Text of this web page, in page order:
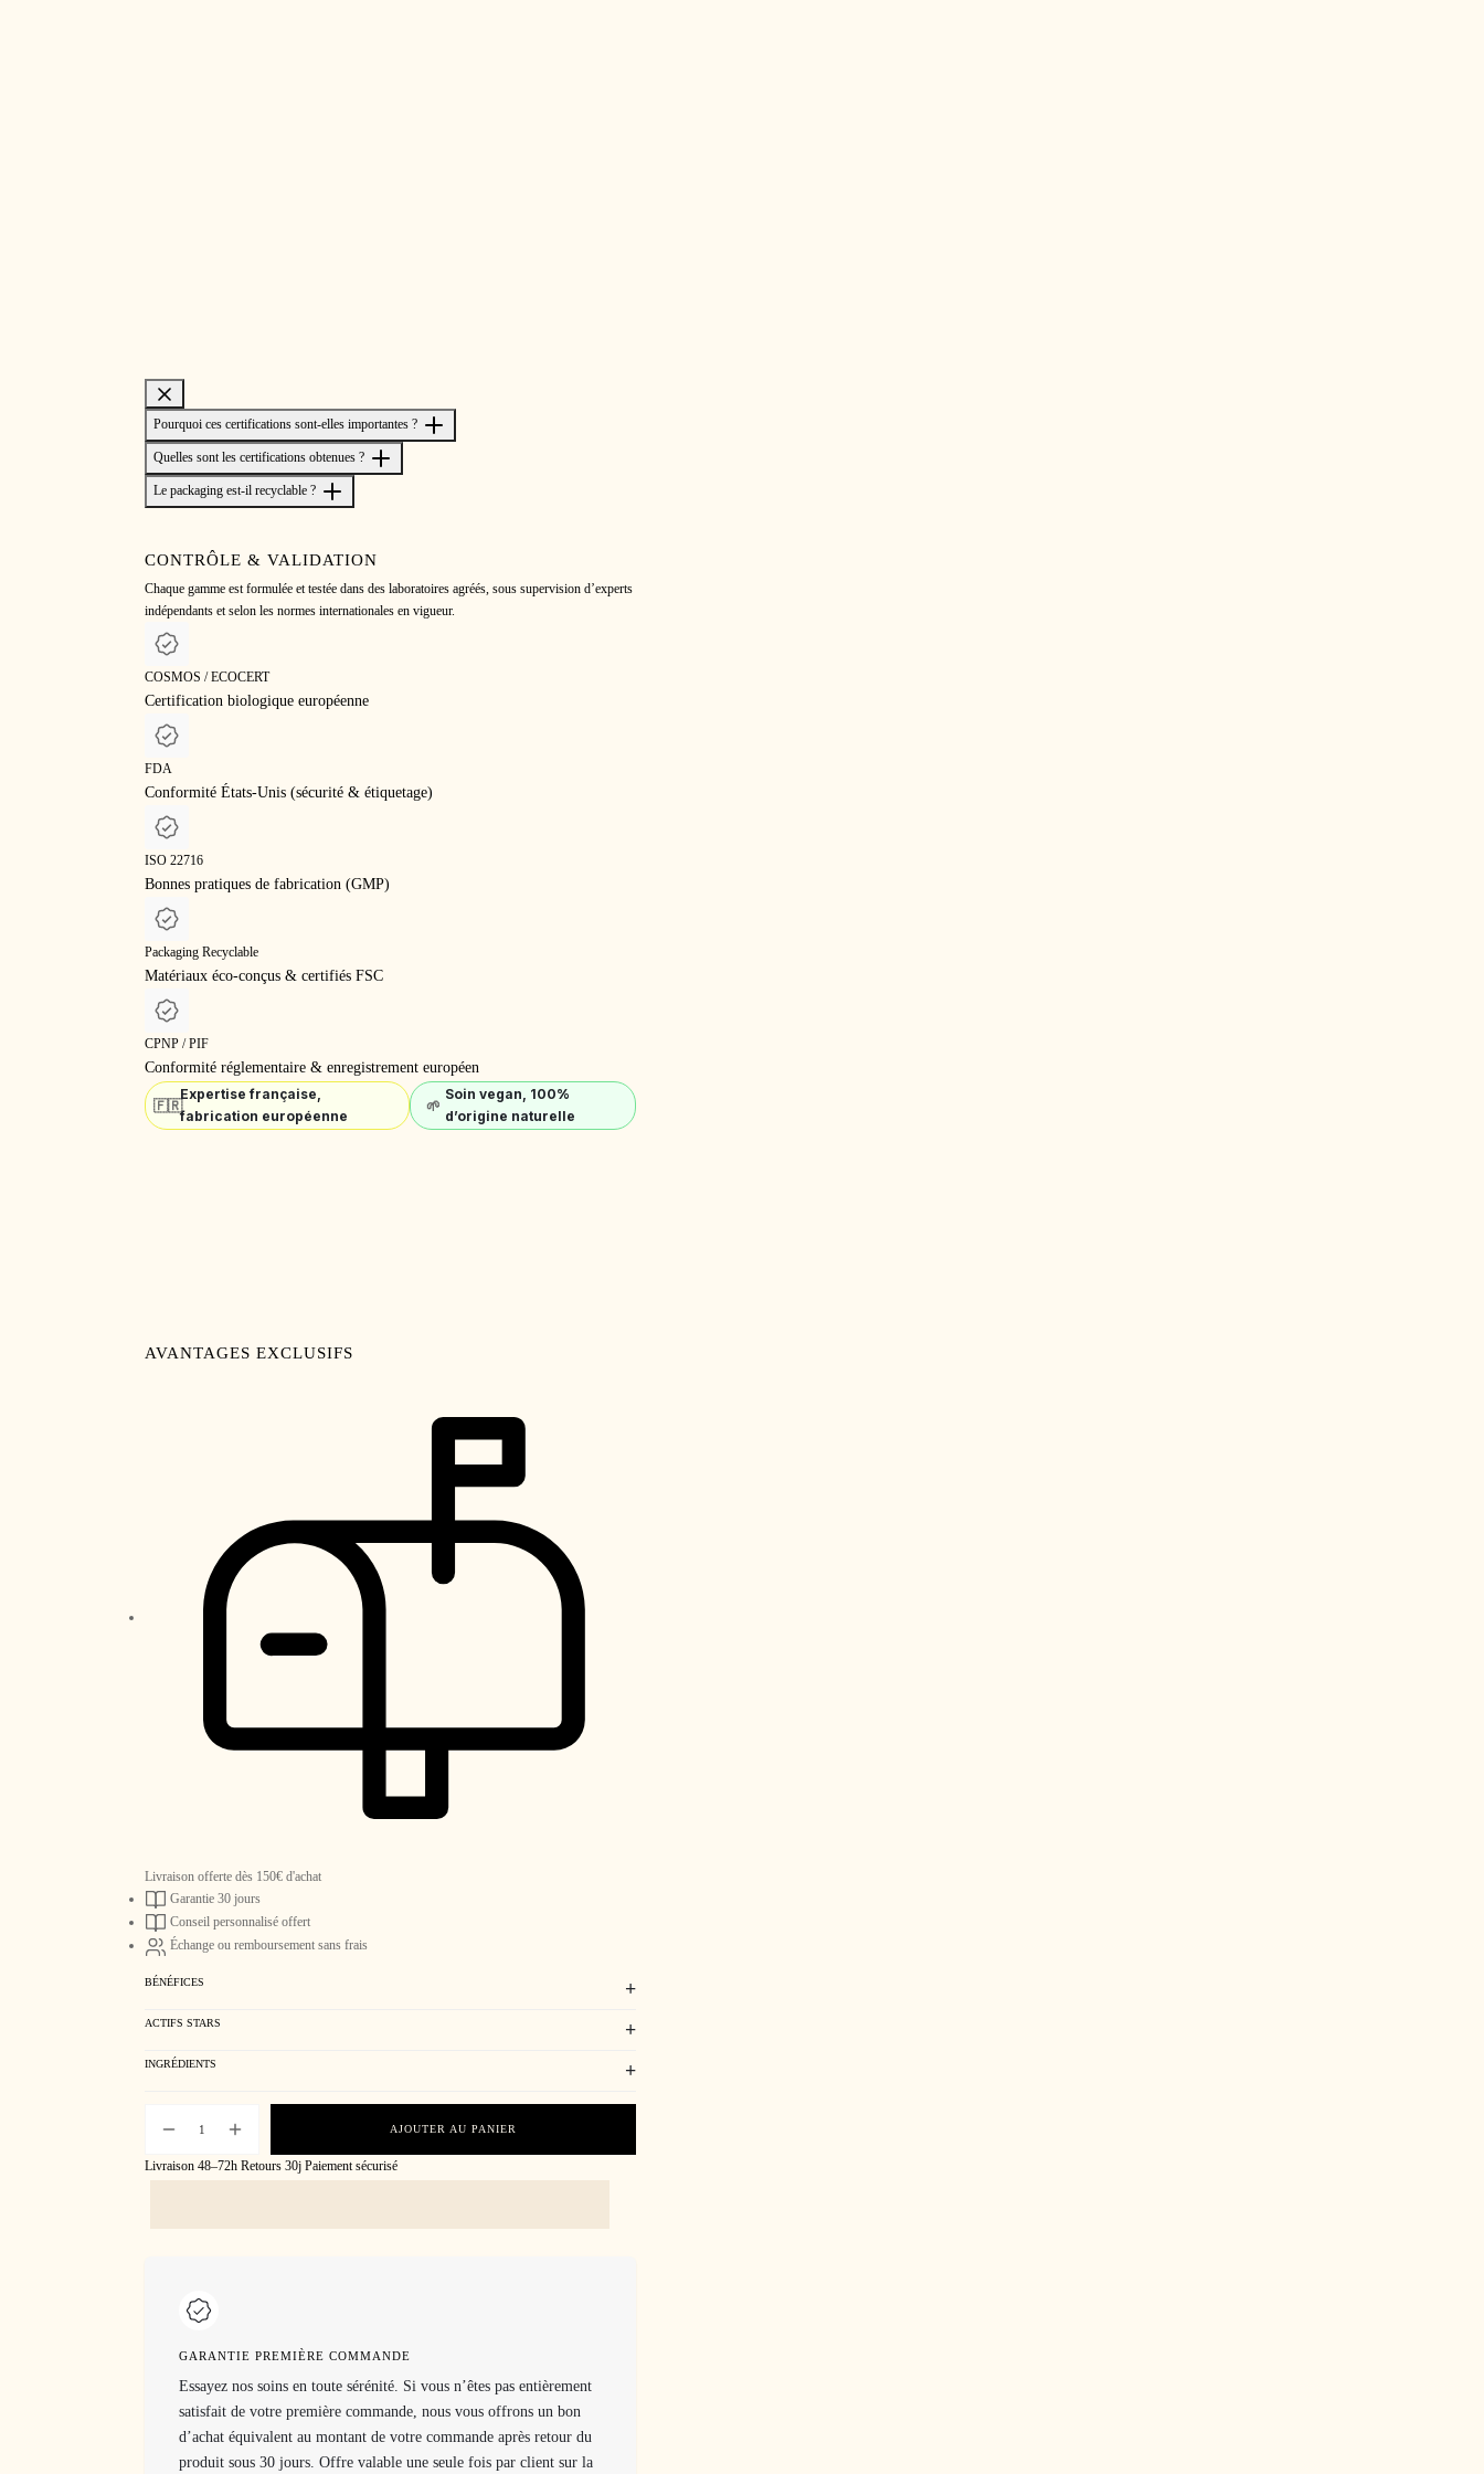
Pourquoi ces certifications sont-elles importantes ?
Quelles sont les certifications obtenues ?
Le packaging est-il recyclable ?
CONTRÔLE & VALIDATION
Chaque gamme est formulée et testée dans des laboratoires agréés, sous supervision d’experts
indépendants et selon les normes internationales en vigueur.
COSMOS / ECOCERT
Certification biologique européenne
FDA
Conformité États-Unis (sécurité & étiquetage)
ISO 22716
Bonnes pratiques de fabrication (GMP)
Packaging Recyclable
Matériaux éco-conçus & certifiés FSC
CPNP / PIF
Conformité réglementaire & enregistrement européen
🇫🇷
Expertise française,
fabrication européenne
🌱
Soin vegan, 100%
d’origine naturelle
AVANTAGES EXCLUSIFS
Livraison offerte dès 150€ d'achat
Garantie 30 jours
Conseil personnalisé offert
Échange ou remboursement sans frais
BÉNÉFICES +
ACTIFS STARS +
INGRÉDIENTS +
AJOUTER AU PANIER
Livraison 48–72h Retours 30j Paiement sécurisé
GARANTIE PREMIÈRE COMMANDE
Essayez nos soins en toute sérénité. Si vous n’êtes pas entièrement
satisfait de votre première commande, nous vous offrons un bon
d’achat équivalent au montant de votre commande après retour du
produit sous 30 jours. Offre valable une seule fois par client sur la